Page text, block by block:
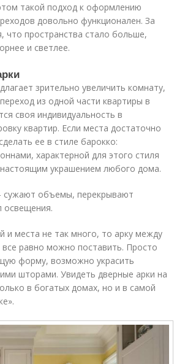
такой подход к оформлению
довольно функционален. За
что пространства стало больше,
и светлее.
зрительно увеличить комнату,
из одной части квартиры в
своя индивидуальность в
квартир. Если места достаточно
ее в стиле барокко:
характерной для этого стиля
украшением любого дома.
сужают объемы, перекрывают
освещения.
и места не так много, то арку между
все равно можно поставить. Просто
форму, возможно украсить
шторами. Увидеть дверные арки на
в богатых домах, но и в самой